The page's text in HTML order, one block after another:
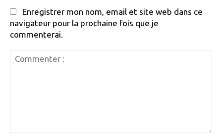
Enregistrer mon nom, email et site web dans ce
navigateur pour la prochaine fois que je
commenterai.